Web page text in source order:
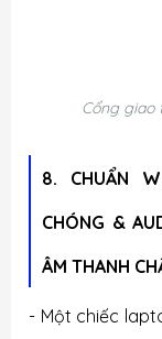
Cổng giao
8. CHUẨN
CHÓNG &
ÂM THANH
- Một chiếc